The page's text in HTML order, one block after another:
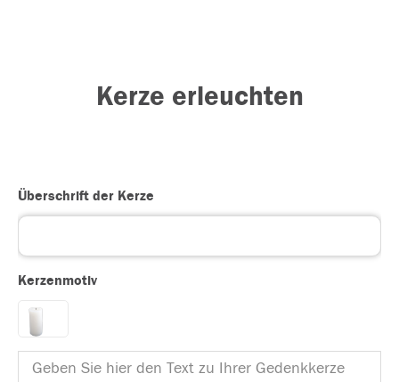
Kerze erleuchten
Überschrift der Kerze
Kerzenmotiv